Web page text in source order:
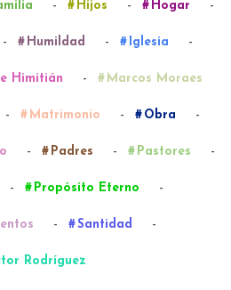
- Hijos - Hogar -
- Humildad - Iglesia -
Himitián - Marcos Moraes
- Matrimonio - Obra -
- Padres - Pastores -
- Propósito Eterno -
- Santidad -
Rodríguez